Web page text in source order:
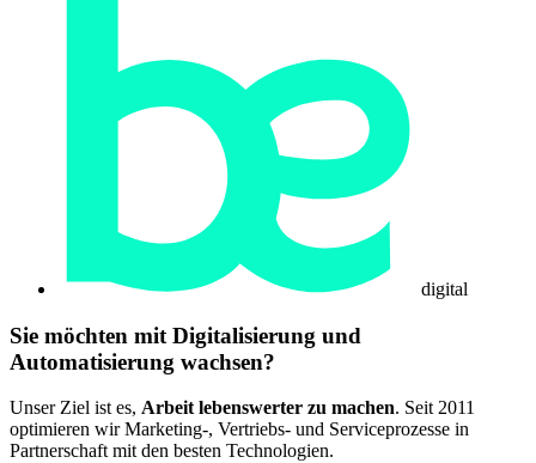
digital
Sie möchten mit Digitalisierung und
Automatisierung wachsen?
Unser Ziel ist es, Arbeit lebenswerter zu machen. Seit 2011
optimieren wir Marketing-, Vertriebs- und Serviceprozesse in
Partnerschaft mit den besten Technologien.